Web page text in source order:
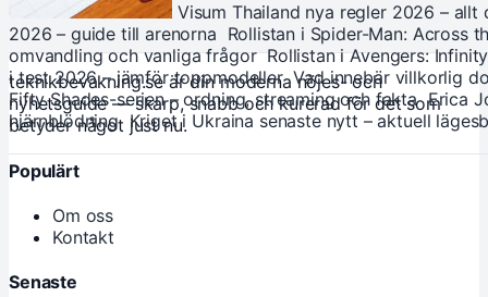
Visum Thailand nya regler 2026 – allt
2026 – guide till arenorna Rollistan i Spider-Man: Across
omvandling och vanliga frågor Rollistan i Avengers:
i test 2026 – jämför toppmodeller Vad innebär villkorlig
Fifty Shades-serien – ordning, streaming och fakta Erica
hjärnblödning Kriget i Ukraina senaste nytt – aktuell
teknikbevakning.se är din moderna nöjes- och
nyhetsguide — skarp, snabb och kurerad för det som
betyder något just nu.
Populärt
Om oss
Kontakt
Senaste